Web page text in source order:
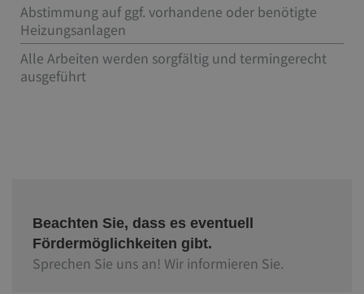
Abstimmung auf ggf. vorhandene oder benötigte
Heizungsanlagen
Alle Arbeiten werden sorgfältig und termingerecht
ausgeführt
Beachten Sie, dass es eventuell
Fördermöglichkeiten gibt.
Sprechen Sie uns an! Wir informieren Sie.